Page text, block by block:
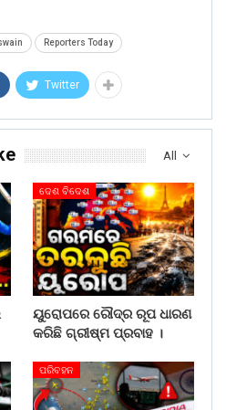
Reporters Today
Twitter
All
ଦେଶ ବିଦେଶ
ୟୁରୋପରେ ରୌଦ୍ର ରୂପ ଧାରଣ
କରିଛି ଗ୍ରୀଷ୍ମ ପ୍ରବାହ ।
ପରିବହନ